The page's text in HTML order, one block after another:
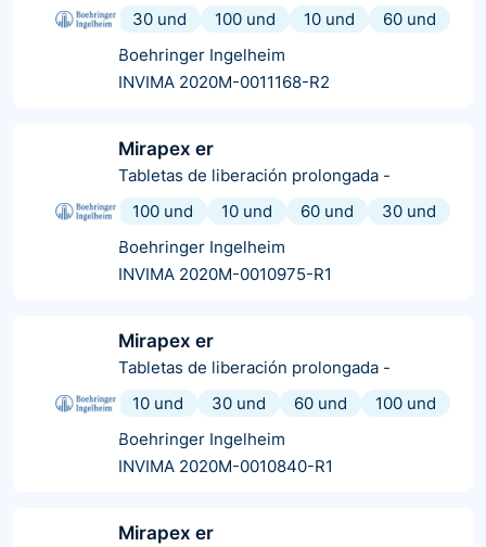
30 und
100 und 10 und
60 und
Boehringer Ingelheim
INVIMA 2020M-0011168-R2
Mirapex er
Tabletas de liberación prolongada -
100 und
10 und 60 und
30 und
Boehringer Ingelheim
INVIMA 2020M-0010975-R1
Mirapex er
Tabletas de liberación prolongada -
10 und
30 und 60 und
100 und
Boehringer Ingelheim
INVIMA 2020M-0010840-R1
Mirapex er